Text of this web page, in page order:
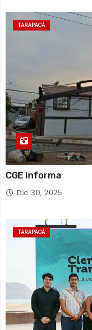
TARAPACÁ
CGE informa
Dic 30, 2025
TARAPACÁ